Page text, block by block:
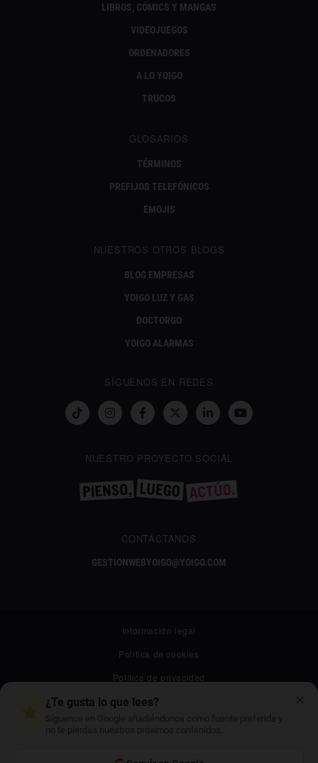
LIBROS, CÓMICS Y MANGAS
VIDEOJUEGOS
ORDENADORES
A LO YOIGO
TRUCOS
GLOSARIOS
TÉRMINOS
PREFIJOS TELEFÓNICOS
EMOJIS
NUESTROS OTROS BLOGS
BLOG EMPRESAS
YOIGO LUZ Y GAS
DOCTORGO
YOIGO ALARMAS
SÍGUENOS EN REDES
NUESTRO PROYECTO SOCIAL
CONTÁCTANOS
GESTIONWEBYOIGO@YOIGO.COM
Información legal
Política de cookies
Política de privacidad
Canal ético
¿Te gusta lo que lees?